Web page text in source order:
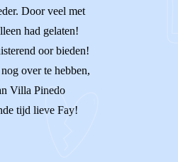
Door veel met
had gelaten!
oor bieden!
over te hebben,
Villa Pinedo
tijd lieve Fay!